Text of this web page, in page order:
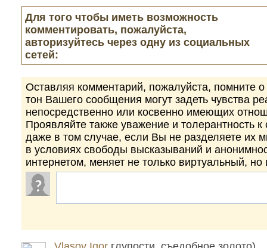
Для того чтобы иметь возможность
комментировать, пожалуйста,
авторизуйтесь через одну из социальных
сетей:
Оставляя комментарий, пожалуйста, помните
тон Вашего сообщения могут задеть чувства
непосредственно или косвенно имеющих
Проявляйте также уважение и толерантность
даже в том случае, если Вы не разделяете их
в условиях свободы высказываний и
интернетом, меняет не только виртуальный,